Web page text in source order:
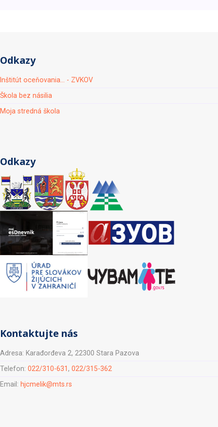
Odkazy
Inštitút oceňovania... - ZVKOV
Škola bez násilia
Moja stredná škola
Odkazy
Kontaktujte nás
Adresa: Karađorđeva 2, 22300 Stara Pazova
Telefon: 022/310-631, 022/315-362
Email: hjcmelik@mts.rs